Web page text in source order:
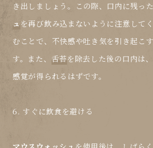
き出しましょう。この際、口内に残った
ュ を再び飲み込まないように注意して
むことで、不快感や吐き気を引き起こ
す。また、 舌苔を除去した後の口内は
感覚が得られるはずです。
6. すぐに飲食を避ける